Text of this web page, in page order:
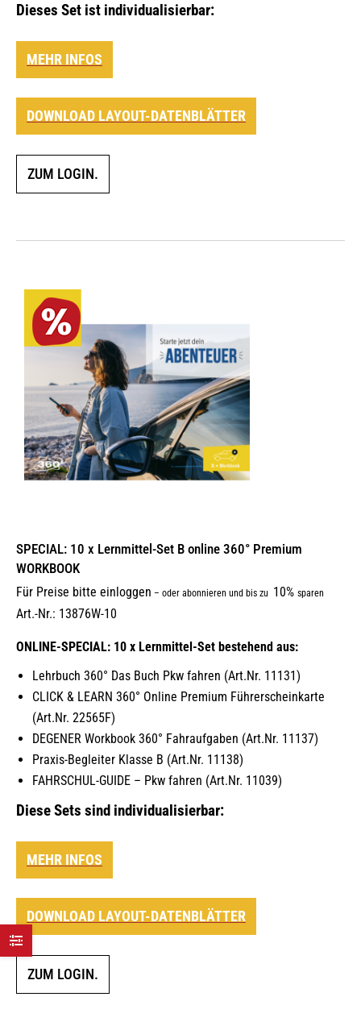
Dieses Set ist individualisierbar:
MEHR INFOS
DOWNLOAD LAYOUT-DATENBLÄTTER
ZUM LOGIN.
SPECIAL: 10 x Lernmittel-Set B online 360° Premium
WORKBOOK
Für Preise bitte einloggen – oder abonnieren und bis zu 10% sparen
Art.-Nr.: 13876W-10
ONLINE-SPECIAL: 10 x Lernmittel-Set bestehend aus:
Lehrbuch 360° Das Buch Pkw fahren (Art.Nr. 11131)
CLICK & LEARN 360° Online Premium Führerscheinkarte
(Art.Nr. 22565F)
DEGENER Workbook 360° Fahraufgaben (Art.Nr. 11137)
Praxis-Begleiter Klasse B (Art.Nr. 11138)
FAHRSCHUL-GUIDE – Pkw fahren (Art.Nr. 11039)
Diese Sets sind individualisierbar:
MEHR INFOS
DOWNLOAD LAYOUT-DATENBLÄTTER
ZUM LOGIN.